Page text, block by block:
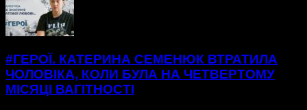
#ГЕРОЇ. КАТЕРИНА СЕМЕНЮК ВТРАТИЛА
ЧОЛОВІКА, КОЛИ БУЛА НА ЧЕТВЕРТОМУ
МІСЯЦІ ВАГІТНОСТІ